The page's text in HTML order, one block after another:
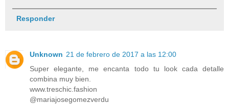
Responder
Unknown 21 de febrero de 2017 a las 12:00
Super elegante, me encanta todo tu look cada detalle
combina muy bien.
www.treschic.fashion
@mariajosegomezverdu